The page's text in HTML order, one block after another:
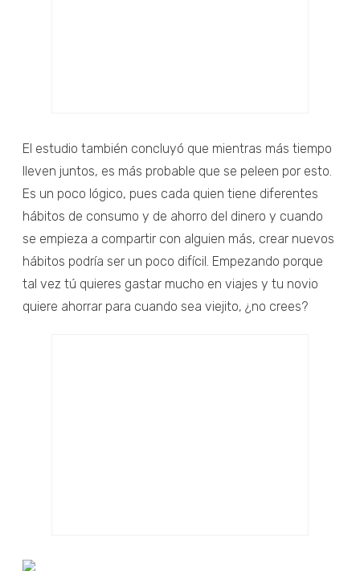
El estudio también concluyó que mientras más tiempo
lleven juntos, es más probable que se peleen por esto.
Es un poco lógico, pues cada quien tiene diferentes
hábitos de consumo y de ahorro del dinero y cuando
se empieza a compartir con alguien más, crear nuevos
hábitos podría ser un poco difícil. Empezando porque
tal vez tú quieres gastar mucho en viajes y tu novio
quiere ahorrar para cuando sea viejito, ¿no crees?